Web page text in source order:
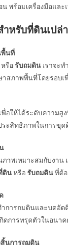
พร้อมเครื่องมือแล
หรับที่ดินเปล่า
พื้นที่
หรือรับถมดิน เราจะ
าสภาพพื้นที่โดยรอบเ
อให้ได้ระดับความ
ระสิทธิภาพในการขุ
ภาพเหมาะสมกับงา
ดินหรือรับถมดินที่ต้อ
การถมดินและบดอั
ดการทรุดตัวในอนาค
สิ้นการถมดิน